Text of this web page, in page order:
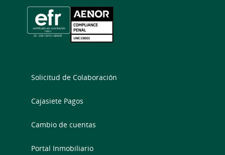
Solicitud de Colaboración
Cajasiete Pagos
Cambio de cuentas
Portal Inmobiliario